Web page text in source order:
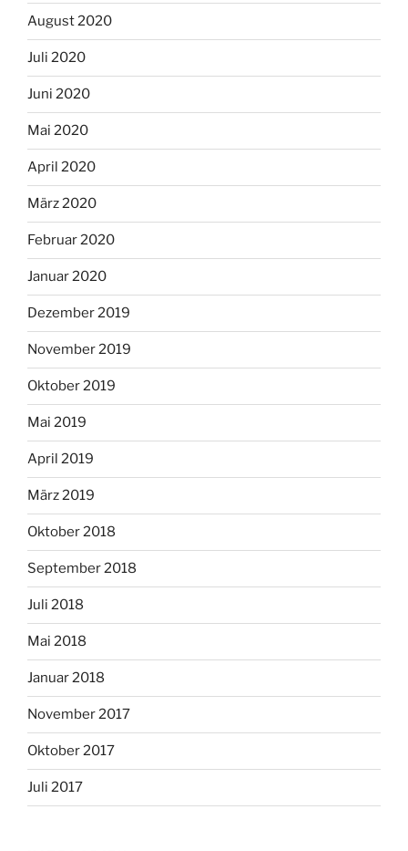
August 2020
Juli 2020
Juni 2020
Mai 2020
April 2020
März 2020
Februar 2020
Januar 2020
Dezember 2019
November 2019
Oktober 2019
Mai 2019
April 2019
März 2019
Oktober 2018
September 2018
Juli 2018
Mai 2018
Januar 2018
November 2017
Oktober 2017
Juli 2017